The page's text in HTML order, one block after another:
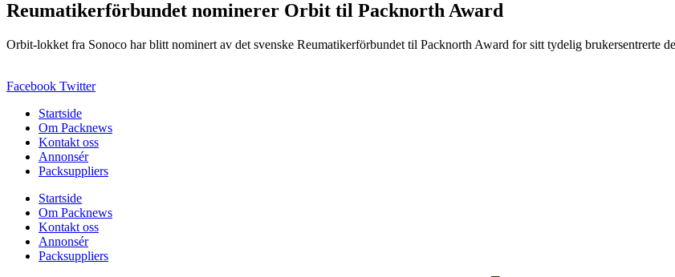
Reumatikerförbundet nominerer Orbit til Packnorth Award
Orbit-lokket fra Sonoco har blitt nominert av det svenske Reumatikerförbundet til Packnorth Award for sitt tydelig brukersentrerte
Facebook Twitter
Startside
Om Packnews
Kontakt oss
Annonsér
Packsuppliers
Startside
Om Packnews
Kontakt oss
Annonsér
Packsuppliers